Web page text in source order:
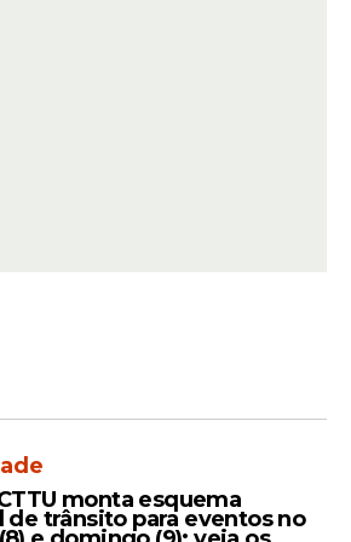
comissão para novo
da Guarda
monta esquema
de trânsito para eventos no